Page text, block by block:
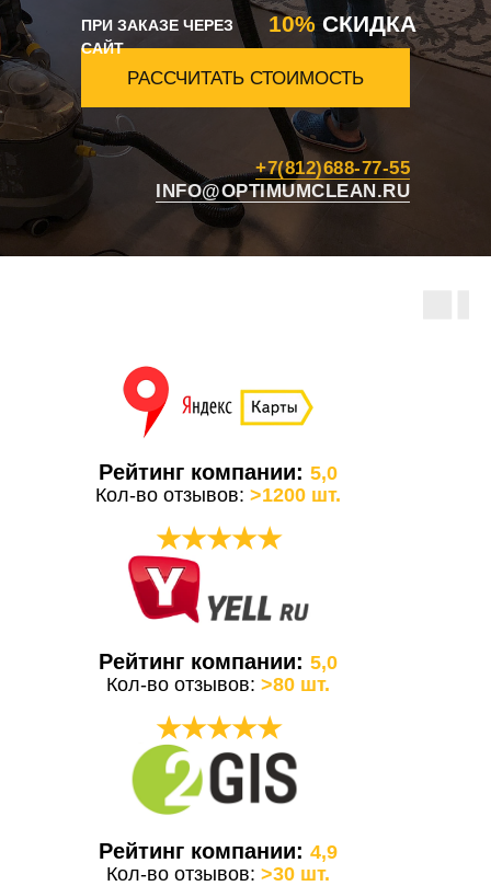
РАССЧИТАТЬ СТОИМОСТЬ
ПРИ ЗАКАЗЕ ЧЕРЕЗ
САЙТ
10% СКИДКА
+7(812)688-77-55
INFO@OPTIMUMCLEAN.RU
Рейтинг компании:5,0
Кол-во отзывов:>1200 шт.
★★★★★
Рейтинг компании:5,0
Кол-во отзывов:>80 шт.
★★★★★
Рейтинг компании:4,9
Кол-во отзывов:>30 шт.